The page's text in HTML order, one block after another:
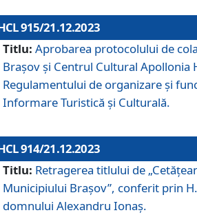
915/21.12.2023
Titlu: Aprobarea protocolului de
Brașov și Centrul Cultural Apollonia
Regulamentului de organizare și
Informare Turistică și Culturală.
914/21.12.2023
Titlu: Retragerea titlului de
Municipiului Brașov”, conferit prin
domnului Alexandru Ionaș.